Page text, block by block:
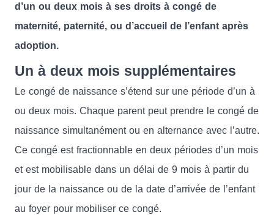
d’un ou deux mois à ses droits à congé de
maternité, paternité, ou d’accueil de l’enfant après
adoption.
Un à deux mois supplémentaires
Le congé de naissance s’étend sur une période d’un à
ou deux mois. Chaque parent peut prendre le congé de
naissance simultanément ou en alternance avec l’autre.
Ce congé est fractionnable en deux périodes d’un mois
et est mobilisable dans un délai de 9 mois à partir du
jour de la naissance ou de la date d’arrivée de l’enfant
au foyer pour mobiliser ce congé.